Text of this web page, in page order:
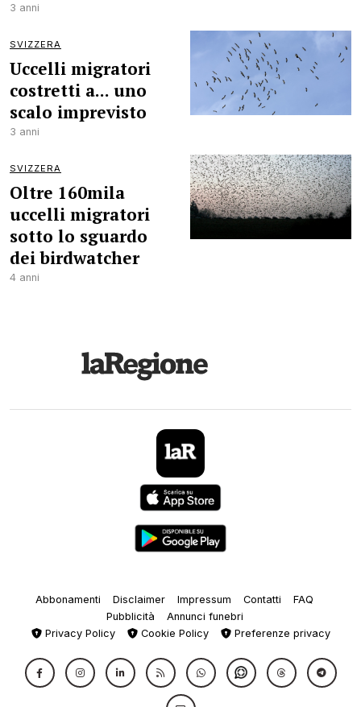
3 anni
SVIZZERA
Uccelli migratori
costretti a... uno
scalo imprevisto
3 anni
SVIZZERA
Oltre 160mila
uccelli migratori
sotto lo sguardo
dei birdwatcher
4 anni
Abbonamenti Disclaimer Impressum Contatti
FAQ
Pubblicità
Annunci funebri
Privacy Policy
Cookie Policy Preferenze privacy